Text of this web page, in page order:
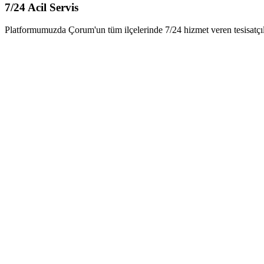
7/24 Acil Servis
Platformumuzda Çorum'un tüm ilçelerinde 7/24 hizmet veren